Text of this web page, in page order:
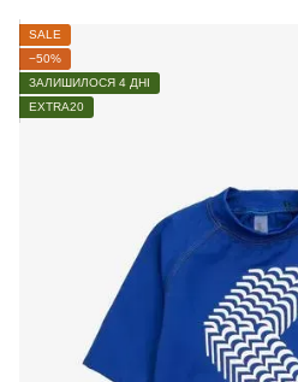
SALE
−50%
ЗАЛИШИЛОСЯ 4 ДНІ
EXTRA20